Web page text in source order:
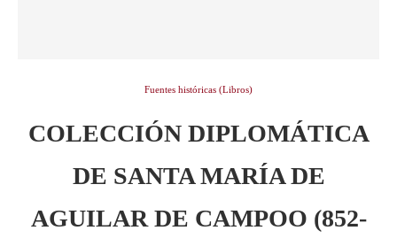
Fuentes históricas (Libros)
COLECCIÓN DIPLOMÁTICA
DE SANTA MARÍA DE
AGUILAR DE CAMPOO (852-